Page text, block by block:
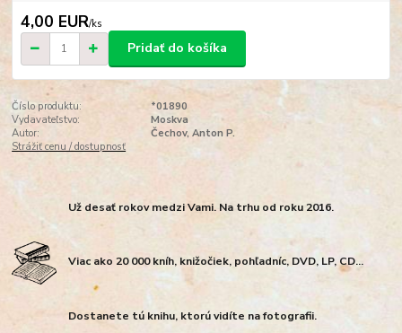
4,00 EUR/ks
Pridať do košíka
Číslo produktu:
*01890
Vydavateľstvo:
Moskva
Autor:
Čechov, Anton P.
Strážiť cenu / dostupnosť
Už desať rokov medzi Vami. Na trhu od roku 2016.
Viac ako 20 000 kníh, knižočiek, pohľadníc, DVD, LP, CD...
Dostanete tú knihu, ktorú vidíte na fotografii.